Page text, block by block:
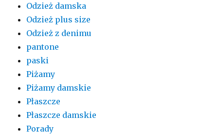
Odzież damska
Odzież plus size
Odzież z denimu
pantone
paski
Piżamy
Piżamy damskie
Płaszcze
Płaszcze damskie
Porady